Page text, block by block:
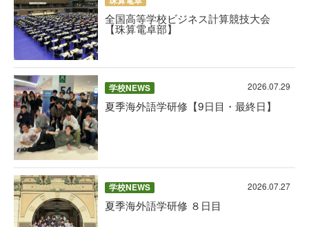
全国高等学校ビジネス計算競技大会
【珠算電卓部】
学校NEWS 2026.07.29
夏季海外語学研修【9日目・最終日】
学校NEWS 2026.07.27
夏季海外語学研修 ８日目